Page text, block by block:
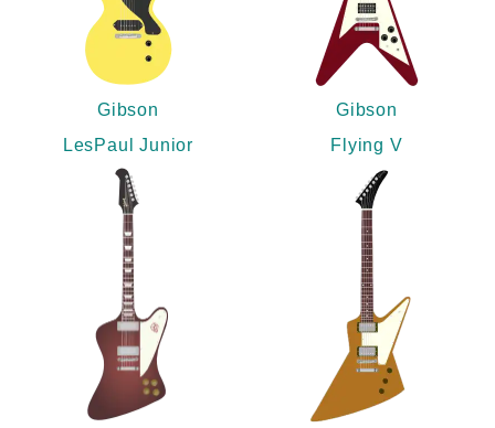
Gibson
LesPaul Junior
Gibson
Flying V